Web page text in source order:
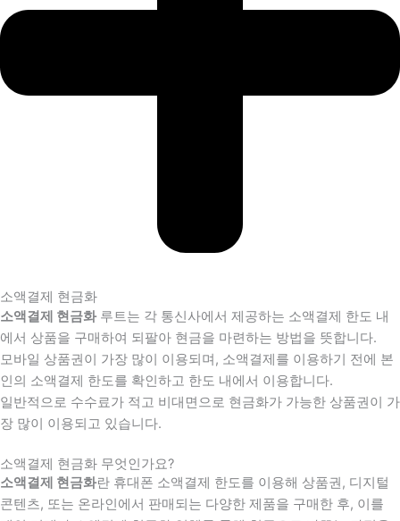
소액결제 현금화
소액결제 현금화루트는 각 통신사에서 제공하는 소액결제 한도 내
에서 상품을 구매하여 되팔아 현금을 마련하는 방법을 뜻합니다.
모바일 상품권이 가장 많이 이용되며, 소액결제를 이용하기 전에 본
인의 소액결제 한도를 확인하고 한도 내에서 이용합니다.
일반적으로 수수료가 적고 비대면으로 현금화가 가능한 상품권이 가
장 많이 이용되고 있습니다.
소액결제 현금화 무엇인가요?
소액결제 현금화란 휴대폰 소액결제 한도를 이용해 상품권, 디지털
콘텐츠, 또는 온라인에서 판매되는 다양한 제품을 구매한 후, 이를